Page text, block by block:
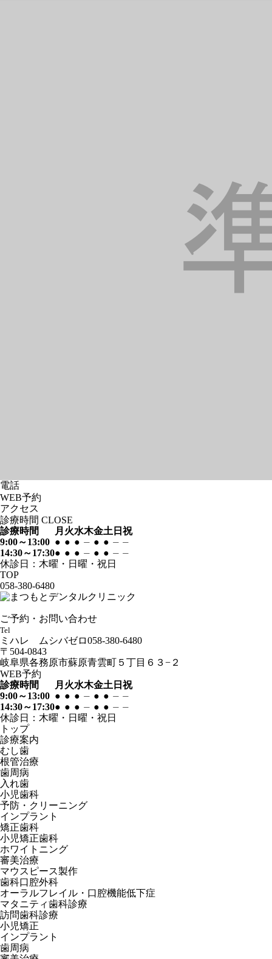
電話
WEB予約
アクセス
診療時間 CLOSE
診療時間
月 火水木金土 日祝
9:00～13:00 ● ● ● ⏤ ● ● ⏤ ⏤
14:30～17:30● ● ● ⏤ ● ● ⏤ ⏤
休診日：木曜・日曜・祝日
TOP
058-380-6480
ご予約・お問い合わせ
Tel
ミハレ ムシバゼロ058-380-6480
〒504-0843
岐阜県各務原市蘇原青雲町５丁目６３−２
WEB予約
診療時間
月 火水木金土 日祝
9:00～13:00 ● ● ● ⏤ ● ● ⏤ ⏤
14:30～17:30● ● ● ⏤ ● ● ⏤ ⏤
休診日：木曜・日曜・祝日
トップ
診療案内
むし歯
根管治療
歯周病
入れ歯
小児歯科
予防・クリーニング
インプラント
矯正歯科
小児矯正歯科
ホワイトニング
審美治療
マウスピース製作
歯科口腔外科
オーラルフレイル・口腔機能低下症
マタニティ歯科診療
訪問歯科診療
小児矯正
インプラント
歯周病